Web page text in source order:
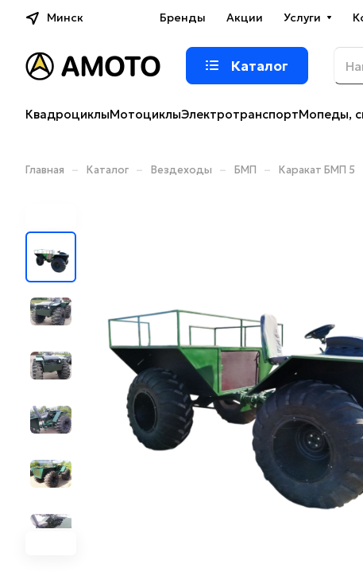
Минск Бренды Акции Услуги
Каталог
КвадроциклыМотоциклыЭлектротранспортМопеды,
Главная – Каталог – Вездеходы – БМП – Каракат БМП 5